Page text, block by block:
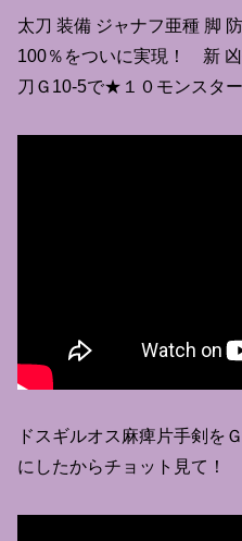
太刀 装備 ジャナフ亜種 脚
100％をついに実現！ 新
刀Ｇ10-5で★１０モンスタ
ドスギルオス麻痺片手剣を
にしたからチョット見て！